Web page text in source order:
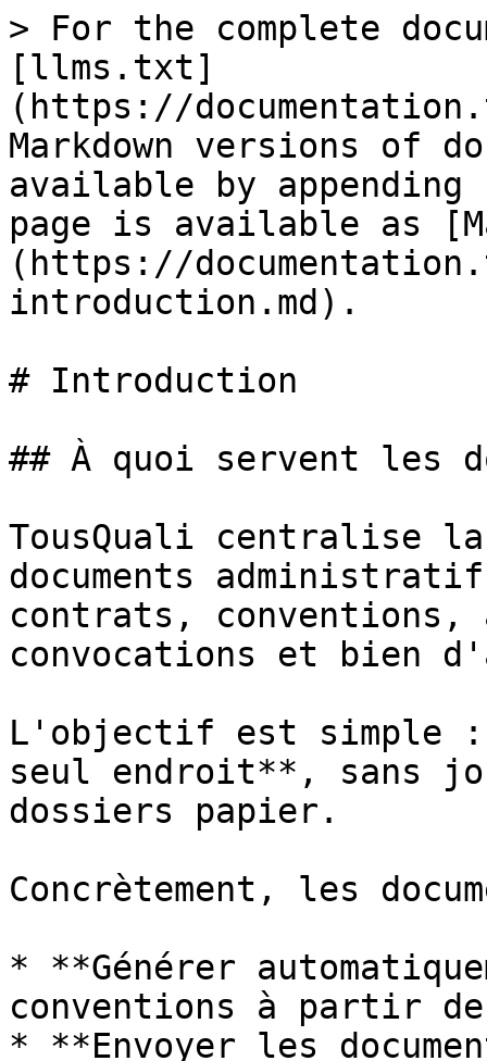
> For the complete
[llms.txt]
(https://
Markdown versions of
available by
page is available as
(https://
introduction.md).
# Introduction
## À quoi servent les
TousQuali centralise
documents
contrats,
convocations et bien
L'objectif est simple :
seul endroit**, sans
dossiers papier.
Concrètement, les
* **Générer
conventions à partir
* **Envoyer les